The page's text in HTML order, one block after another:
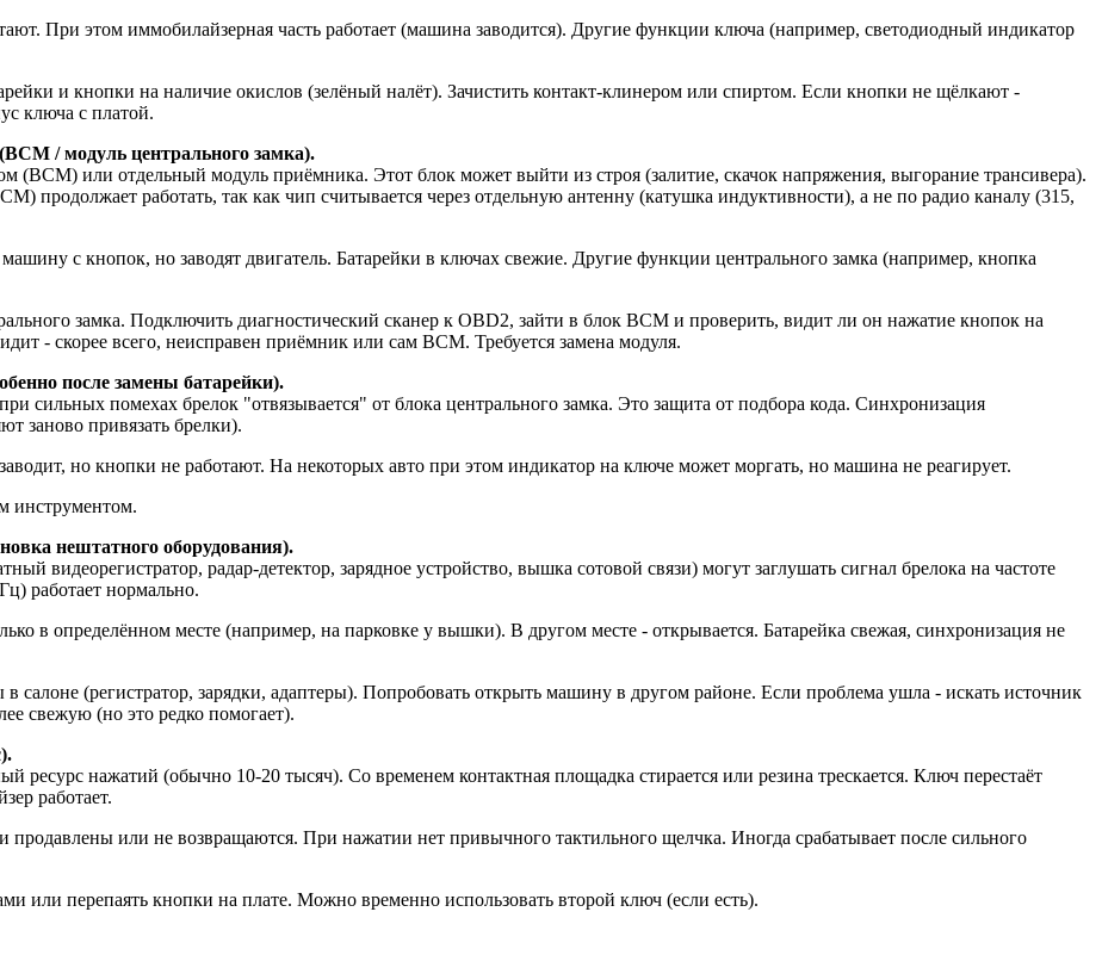
При этом иммобилайзерная часть работает (машина заводится). Другие функции ключа (например, светодиодный индикатор
и кнопки на наличие окислов (зелёный налёт). Зачистить контакт-клинером или спиртом. Если кнопки не щёлкают -
ключа с платой.
/ модуль центрального замка).
(BCM) или отдельный модуль приёмника. Этот блок может выйти из строя (залитие, скачок напряжения, выгорание трансивера).
продолжает работать, так как чип считывается через отдельную антенну (катушка индуктивности), а не по радио каналу (315,
с кнопок, но заводят двигатель. Батарейки в ключах свежие. Другие функции центрального замка (например, кнопка
замка. Подключить диагностический сканер к OBD2, зайти в блок BCM и проверить, видит ли он нажатие кнопок на
- скорее всего, неисправен приёмник или сам BCM. Требуется замена модуля.
после замены батарейки).
сильных помехах брелок "отвязывается" от блока центрального замка. Это защита от подбора кода. Синхронизация
заново привязать брелки).
но кнопки не работают. На некоторых авто при этом индикатор на ключе может моргать, но машина не реагирует.
инструментом.
нештатного оборудования).
видеорегистратор, радар-детектор, зарядное устройство, вышка сотовой связи) могут заглушать сигнал брелока на частоте
работает нормально.
в определённом месте (например, на парковке у вышки). В другом месте - открывается. Батарейка свежая, синхронизация не
салоне (регистратор, зарядки, адаптеры). Попробовать открыть машину в другом районе. Если проблема ушла - искать источник
свежую (но это редко помогает).
нажатий (обычно 10-20 тысяч). Со временем контактная площадка стирается или резина трескается. Ключ перестаёт
работает.
или не возвращаются. При нажатии нет привычного тактильного щелчка. Иногда срабатывает после сильного
или перепаять кнопки на плате. Можно временно использовать второй ключ (если есть).